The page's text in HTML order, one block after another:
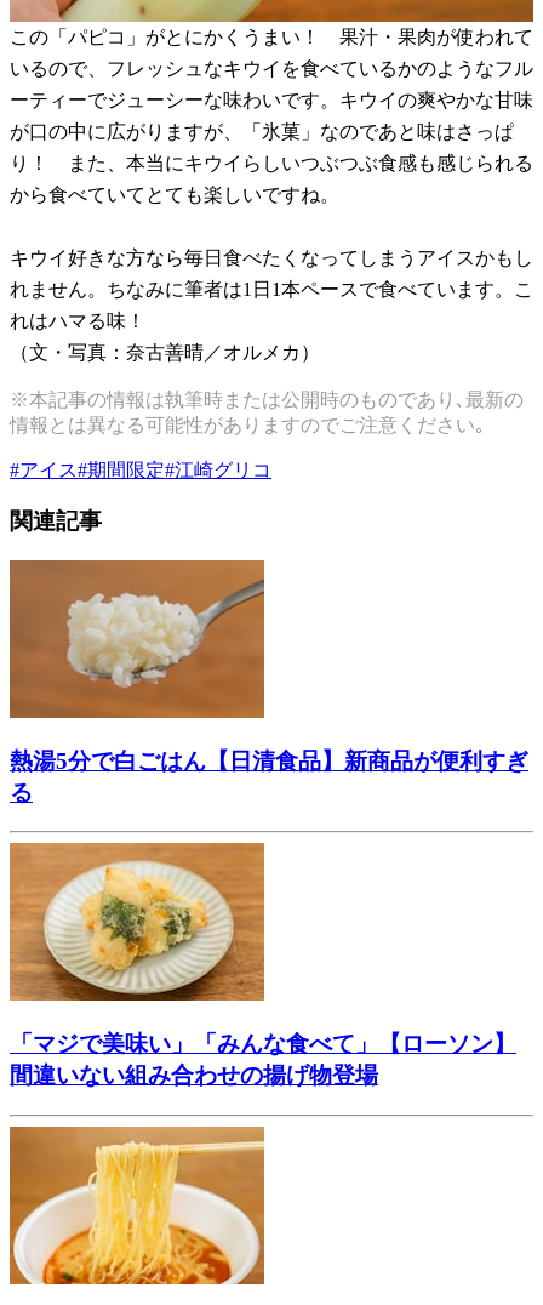
この「パピコ」がとにかくうまい！ 果汁・果肉が使われて
いるので、フレッシュなキウイを食べているかのようなフル
ーティーでジューシーな味わいです。キウイの爽やかな甘味
が口の中に広がりますが、「氷菓」なのであと味はさっぱ
り！ また、本当にキウイらしいつぶつぶ食感も感じられる
から食べていてとても楽しいですね。
キウイ好きな方なら毎日食べたくなってしまうアイスかもし
れません。ちなみに筆者は1日1本ペースで食べています。こ
れはハマる味！
（文・写真：奈古善晴／オルメカ）
※本記事の情報は執筆時または公開時のものであり､最新の
情報とは異なる可能性がありますのでご注意ください｡
#アイス#期間限定#江崎グリコ
関連記事
熱湯5分で白ごはん【日清食品】新商品が便利すぎ
る
「マジで美味い」「みんな食べて」【ローソン】
間違いない組み合わせの揚げ物登場